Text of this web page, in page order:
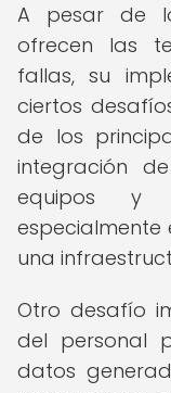
A pesar de
ofrecen las
fallas, su
ciertos
de los
integración
equipos y
una
Otro desafío
del personal
datos